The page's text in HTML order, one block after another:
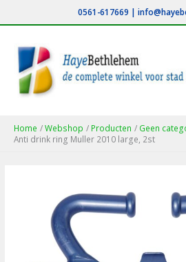
naar
inhoud
0561-617669 |
Home Webshop Producten
Geen
Anti drink ring Muller 2010 large, 2st